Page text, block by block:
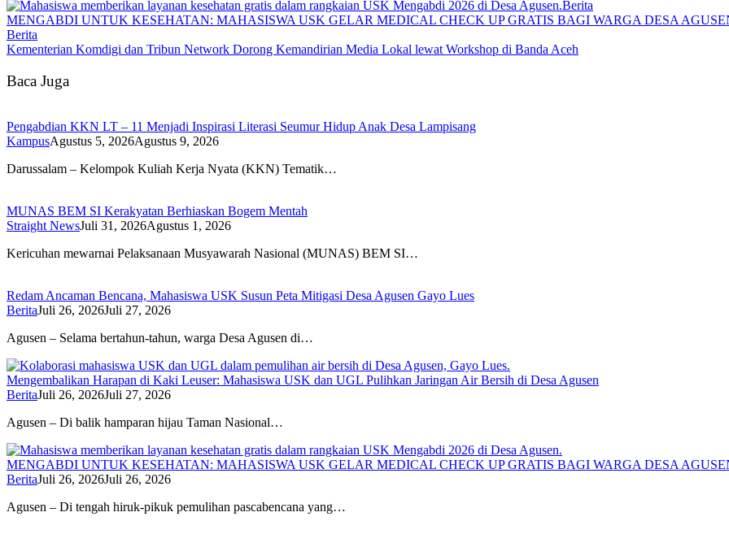
Berita
MENGABDI UNTUK KESEHATAN: MAHASISWA USK GELAR MEDICAL CHECK UP GRATIS BAGI WARGA DESA
Berita
Kementerian Komdigi dan Tribun Network Dorong Kemandirian Media Lokal lewat Workshop di Banda Aceh
Baca Juga
Pengabdian KKN LT – 11 Menjadi Inspirasi Literasi Seumur Hidup Anak Desa Lampisang
KampusAgustus 5, 2026Agustus 9, 2026
Darussalam – Kelompok Kuliah Kerja Nyata (KKN) Tematik…
MUNAS BEM SI Kerakyatan Berhiaskan Bogem Mentah
Straight NewsJuli 31, 2026Agustus 1, 2026
Kericuhan mewarnai Pelaksanaan Musyawarah Nasional (MUNAS) BEM SI…
Redam Ancaman Bencana, Mahasiswa USK Susun Peta Mitigasi Desa Agusen Gayo Lues
BeritaJuli 26, 2026Juli 27, 2026
Agusen – Selama bertahun-tahun, warga Desa Agusen di…
Mengembalikan Harapan di Kaki Leuser: Mahasiswa USK dan UGL Pulihkan Jaringan Air Bersih di Desa Agusen
BeritaJuli 26, 2026Juli 27, 2026
Agusen – Di balik hamparan hijau Taman Nasional…
MENGABDI UNTUK KESEHATAN: MAHASISWA USK GELAR MEDICAL CHECK UP GRATIS BAGI WARGA DESA
BeritaJuli 26, 2026Juli 26, 2026
Agusen – Di tengah hiruk-pikuk pemulihan pascabencana yang…